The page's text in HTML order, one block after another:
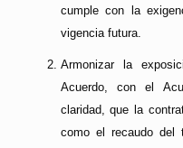
cumple con la
vigencia futura.
Armonizar la
Acuerdo, con el
claridad, que la
como el recaudo del